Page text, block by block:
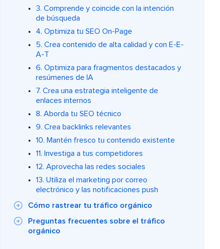
3. Comprende y coincide con la intención
de búsqueda
4. Optimiza tu SEO On-Page
5. Crea contenido de alta calidad y con E-E-
A-T
6. Optimiza para fragmentos destacados y
resúmenes de IA
7. Crea una estrategia inteligente de
enlaces internos
8. Aborda tu SEO técnico
9. Crea backlinks relevantes
10. Mantén fresco tu contenido existente
11. Investiga a tus competidores
12. Aprovecha las redes sociales
13. Utiliza el marketing por correo
electrónico y las notificaciones push
Cómo rastrear tu tráfico orgánico
Preguntas frecuentes sobre el tráfico
orgánico